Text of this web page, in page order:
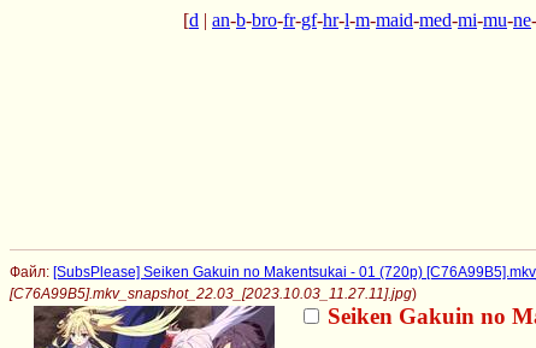
[d | an-b-bro-fr-gf-hr-l-m-maid-med-mi-mu-ne-
Файл: [SubsPlease] Seiken Gakuin no Makentsukai - 01 (720p)
[C76A99B5].mkv_snapshot_22.03_[2023.10.03_11.27.11].jpg)
Seiken Gakuin no